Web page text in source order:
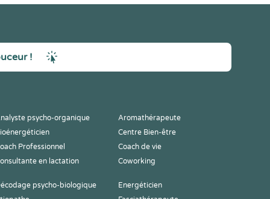
!
psycho-organique
Aromathérapeute
Centre Bien-être
Professionnel
Coach de vie
en lactation
Coworking
psycho-biologique
Energéticien